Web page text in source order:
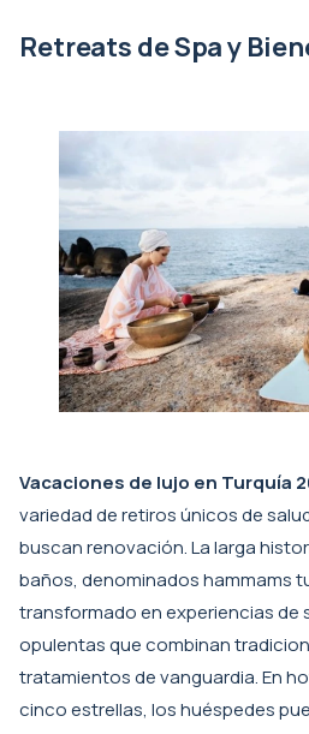
Retreats de Spa y
Vacaciones de lujo en Turquía
variedad de retiros únicos de
buscan renovación. La larga
baños, denominados hammams
transformado en experiencias de
opulentas que combinan
tratamientos de vanguardia. En
cinco estrellas, los huéspedes